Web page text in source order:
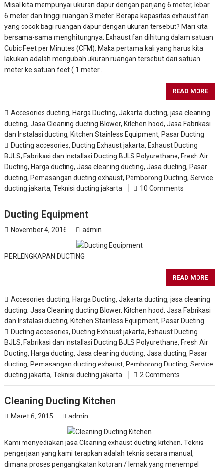
Misal kita mempunyai ukuran dapur dengan panjang 6 meter, lebar
6 meter dan tinggi ruangan 3 meter. Berapa kapasitas exhaust fan
yang cocok bagi ruangan dapur dengan ukuran tersebut? Mari kita
bersama-sama menghitungnya: Exhaust fan dihitung dalam satuan
Cubic Feet per Minutes (CFM). Maka pertama kali yang harus kita
lakukan adalah mengubah ukuran ruangan tersebut dari satuan
meter ke satuan feet ( 1 meter…
READ MORE
Accesories ducting,Harga Ducting,Jakarta ducting,jasa cleaning
ducting,Jasa Cleaning ducting Blower, Kitchen hood,Jasa Fabrikasi
dan Instalasi ducting,Kitchen Stainless Equipment,Pasar Ducting
Ducting accesories,Ducting Exhaust jakarta,Exhaust Ducting
BJLS,Fabrikasi dan Installasi Ducting BJLS Polyurethane,Fresh Air
Ducting,Harga ducting,Jasa cleaning ducting,Jasa ducting,Pasar
ducting,Pemasangan ducting exhaust,Pemborong Ducting,Service
ducting jakarta,Teknisi ducting jakarta 10 Comments
Ducting Equipment
November 4, 2016 admin
PERLENGKAPAN DUCTING
READ MORE
Accesories ducting,Harga Ducting,Jakarta ducting,jasa cleaning
ducting,Jasa Cleaning ducting Blower, Kitchen hood,Jasa Fabrikasi
dan Instalasi ducting,Kitchen Stainless Equipment,Pasar Ducting
Ducting accesories,Ducting Exhaust jakarta,Exhaust Ducting
BJLS,Fabrikasi dan Installasi Ducting BJLS Polyurethane,Fresh Air
Ducting,Harga ducting,Jasa cleaning ducting,Jasa ducting,Pasar
ducting,Pemasangan ducting exhaust,Pemborong Ducting,Service
ducting jakarta,Teknisi ducting jakarta 2 Comments
Cleaning Ducting Kitchen
Maret 6, 2015 admin
Kami menyediakan jasa Cleaning exhaust ducting kitchen. Teknis
pengerjaan yang kami terapkan adalah teknis secara manual,
dimana proses pengangkatan kotoran / lemak yang menempel